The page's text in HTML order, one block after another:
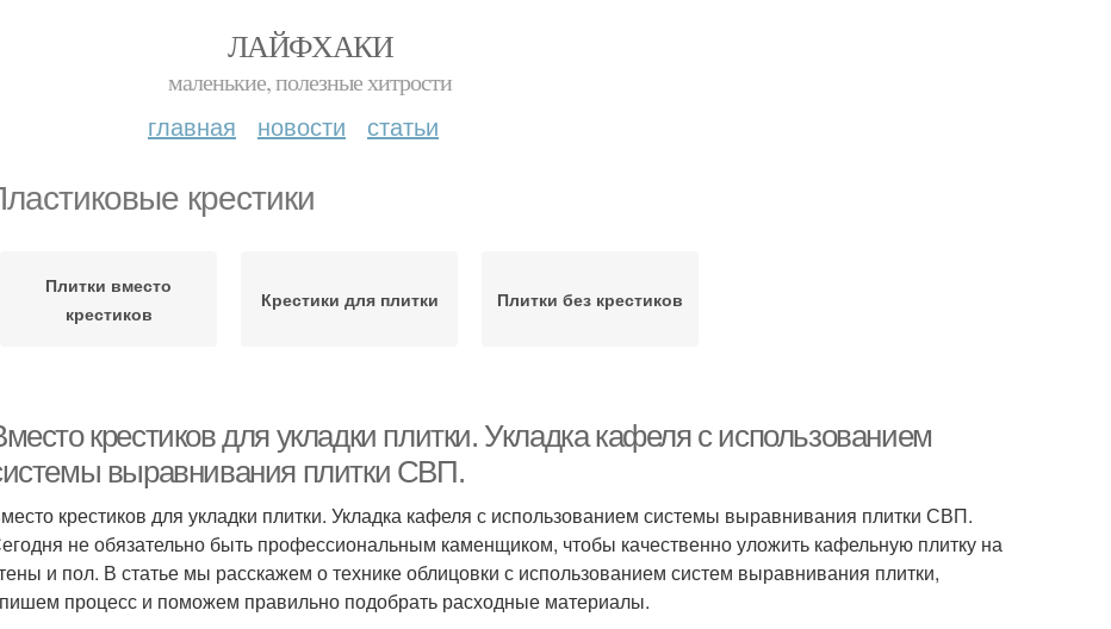
ЛАЙФХАКИ
маленькие, полезные хитрости
главная новости статьи
крестики
Плитки вместо
крестиков
Крестики для плитки Плитки без крестиков
крестиков для укладки плитки. Укладка кафеля с использованием
выравнивания плитки СВП.
крестиков для укладки плитки. Укладка кафеля с использованием системы выравнивания плитки СВП.
не обязательно быть профессиональным каменщиком, чтобы качественно уложить кафельную плитку на
и пол. В статье мы расскажем о технике облицовки с использованием систем выравнивания плитки,
процесс и поможем правильно подобрать расходные материалы.